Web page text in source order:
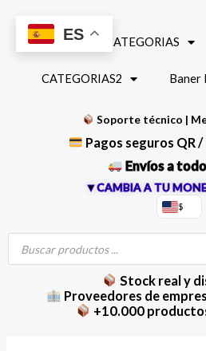
contenido
INICIO CATEGORIAS
CATEGORIAS2 Baner
Soporte técnico |
Pagos seguros QR
Envíos a
▼CAMBIA A TU
$
Búsqueda
productos
Stock real y
Proveedores de
+10.000
ES